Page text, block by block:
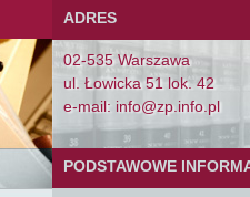
ADRES
02-535 Warszawa
ul. Łowicka 51 lok. 42
e-mail: info@zp.info.pl
PODSTAWOWE